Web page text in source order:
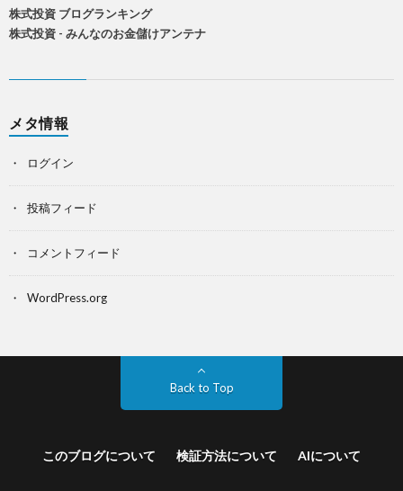
株式投資 ブログランキング
株式投資 - みんなのお金儲けアンテナ
メタ情報
ログイン
投稿フィード
コメントフィード
WordPress.org
Back to Top
このブログについて 検証方法について AIについて